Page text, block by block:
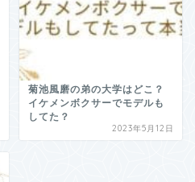
菊池風磨の弟の大学はどこ？
イケメンボクサーでモデルも
してた？
2023年5月12日